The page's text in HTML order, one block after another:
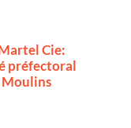
Cie:
préfectoral
Moulins